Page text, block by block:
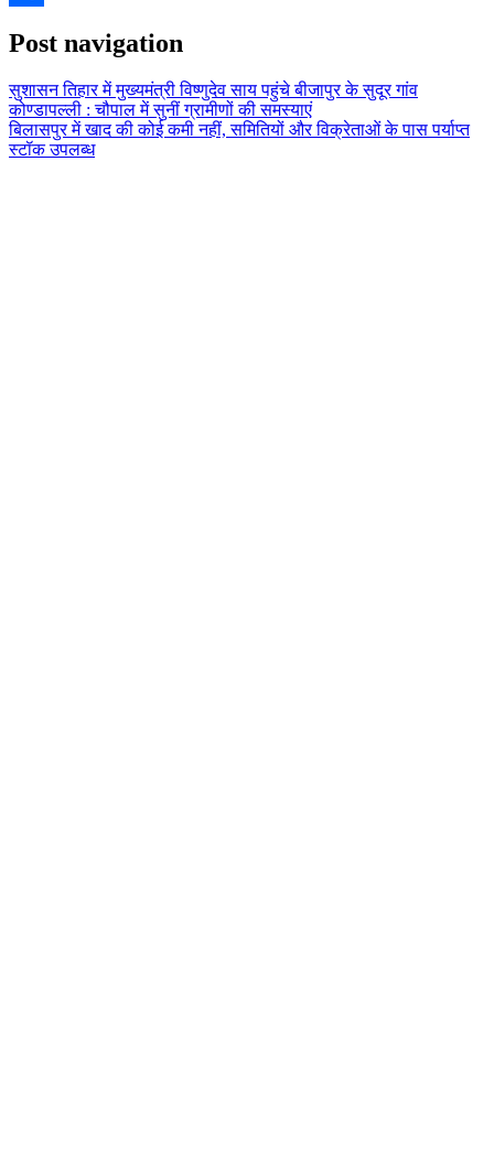
Post navigation
सुशासन तिहार में मुख्यमंत्री विष्णुदेव साय पहुंचे बीजापुर के सुदूर गांव
कोण्डापल्ली : चौपाल में सुनीं ग्रामीणों की समस्याएं
बिलासपुर में खाद की कोई कमी नहीं, समितियों और विक्रेताओं के पास पर्याप्त
स्टॉक उपलब्ध